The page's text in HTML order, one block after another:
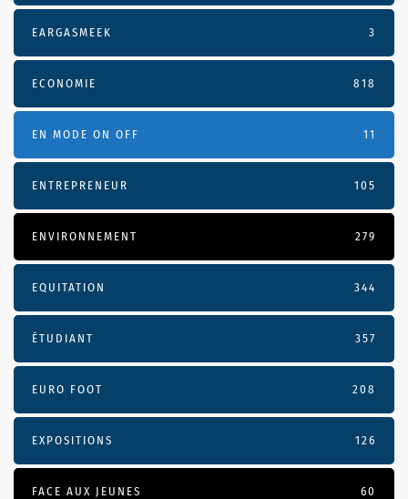
EARGASMEEK 3
ECONOMIE 818
EN MODE ON OFF 11
ENTREPRENEUR 105
ENVIRONNEMENT 279
EQUITATION 344
ÉTUDIANT 357
EURO FOOT 208
EXPOSITIONS 126
FACE AUX JEUNES 60